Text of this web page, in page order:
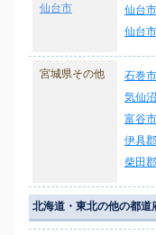
仙台市 仙台
仙台
宮城県その他 石巻市
気仙
富谷市
伊具郡
柴田郡
北海道・東北の他の都道